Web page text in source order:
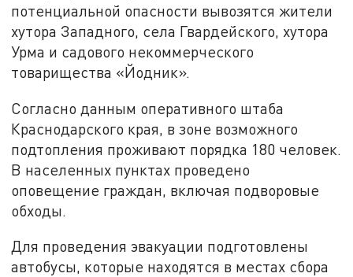
потенциальной опасности вывозятся жители
хутора Западного, села Гвардейского, хутора
Урма и садового некоммерческого
товарищества «Йодник».
Согласно данным оперативного штаба
Краснодарского края, в зоне возможного
подтопления проживают порядка 180 человек.
В населенных пунктах проведено
оповещение граждан, включая подворовые
обходы.
Для проведения эвакуации подготовлены
автобусы, которые находятся в местах сбора